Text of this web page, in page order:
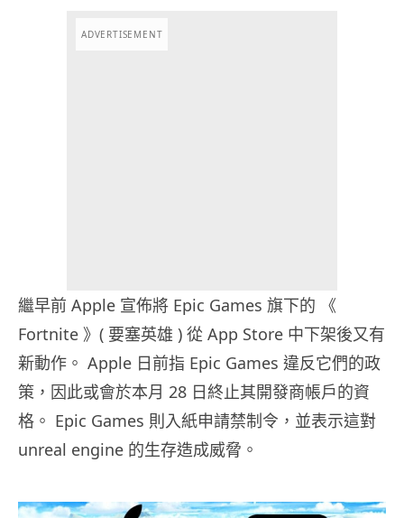
ADVERTISEMENT
繼早前 Apple 宣佈將 Epic Games 旗下的 《
Fortnite 》( 要塞英雄 ) 從 App Store 中下架後又有
新動作。 Apple 日前指 Epic Games 違反它們的政
策，因此或會於本月 28 日終止其開發商帳戶的資
格。 Epic Games 則入紙申請禁制令，並表示這對
unreal engine 的生存造成威脅。